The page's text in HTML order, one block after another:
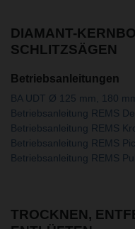
DIAMANT-
SCHLITZSÄGEN
Betriebsanleitungen
BA UDT Ø 125 mm, 180
Betriebsanleitung REMS
Betriebsanleitung REMS
Betriebsanleitung REMS
Betriebsanleitung REMS
TROCKNEN,